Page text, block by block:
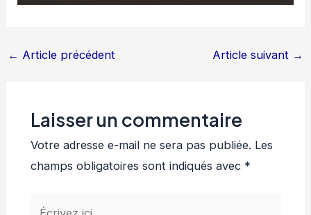
← Article précédent Article suivant →
Laisser un commentaire
Votre adresse e-mail ne sera pas publiée. Les
champs obligatoires sont indiqués avec *
Écrivez